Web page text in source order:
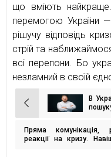
що вміють
перемогою України —
рішучу відповідь
стрій та
всі перепони. Бо
незламний в своїй
Навігація
записів
В
Пряма комунікація,
реакції на кризу.